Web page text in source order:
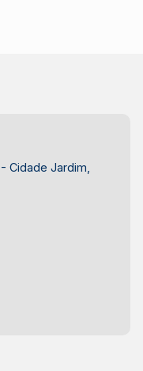
Cidade Jardim,